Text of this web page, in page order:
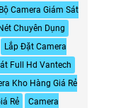
Bộ Camera Giám Sát
Chuyên Dụng
Lắp Đặt Camera
Full Hd Vantech
Kho Hàng Giá Rẻ
Rẻ
Camera